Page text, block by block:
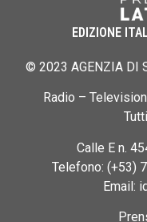
EDIZIONE
© 2023 AGENZIA DI
Radio –
Calle E n.
Telefono: (+53)
Email: